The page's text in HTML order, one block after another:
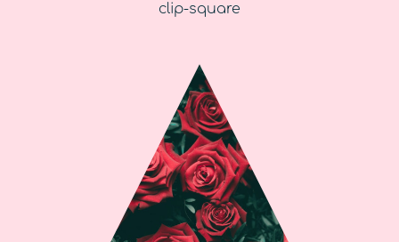
clip-square